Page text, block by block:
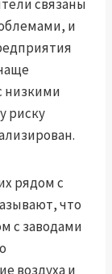
связаны
и
низкими
риску
рядом с
что
с заводами
воздуха и